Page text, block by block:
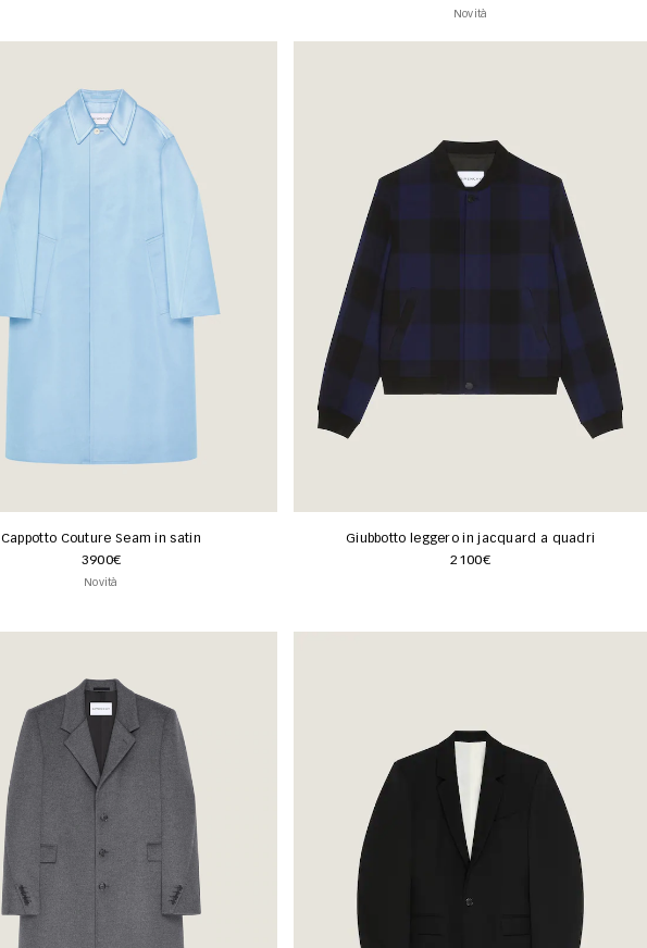
Novità
Cappotto Couture Seam in satin
3900€
Novità
Giubbotto leggero in jacquard a quadri
2100€